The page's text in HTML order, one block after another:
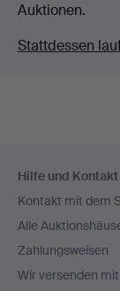
Auktionen.
Stattdessen
Navigation
Hilfe und Kontakt
Kontakt mit dem
Alle
Zahlungsweisen
Wir versenden mit